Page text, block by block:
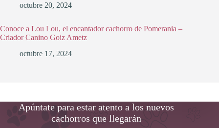
octubre 20, 2024
Conoce a Lou Lou, el encantador cachorro de Pomerania –
Criador Canino Goiz Ametz
octubre 17, 2024
Apúntate para estar atento a los nuevos
cachorros que llegarán